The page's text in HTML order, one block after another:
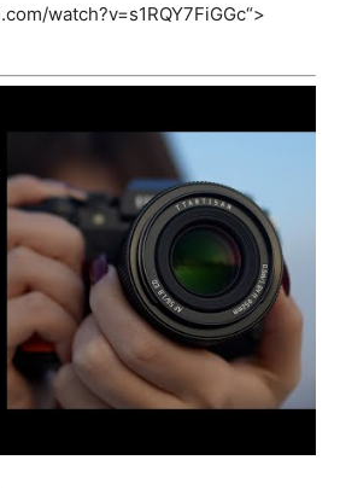
watch?v=s1RQY7FiGGc“>